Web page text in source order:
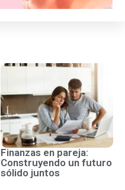
Finanzas en pareja:
Construyendo un futuro
sólido juntos